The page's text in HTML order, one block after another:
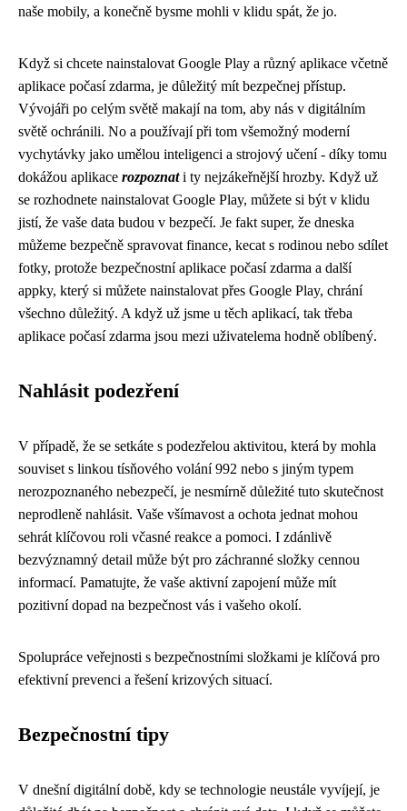
naše mobily, a konečně bysme mohli v klidu spát, že jo.
Když si chcete nainstalovat Google Play a různý aplikace včetně
aplikace počasí zdarma, je důležitý mít bezpečnej přístup.
Vývojáři po celým světě makají na tom, aby nás v digitálním
světě ochránili. No a používají při tom všemožný moderní
vychytávky jako umělou inteligenci a strojový učení - díky tomu
dokážou aplikace rozpoznati ty nejzákeřnější hrozby. Když už
se rozhodnete nainstalovat Google Play, můžete si být v klidu
jistí, že vaše data budou v bezpečí. Je fakt super, že dneska
můžeme bezpečně spravovat finance, kecat s rodinou nebo sdílet
fotky, protože bezpečnostní aplikace počasí zdarma a další
appky, který si můžete nainstalovat přes Google Play, chrání
všechno důležitý. A když už jsme u těch aplikací, tak třeba
aplikace počasí zdarma jsou mezi uživatelema hodně oblíbený.
Nahlásit podezření
V případě, že se setkáte s podezřelou aktivitou, která by mohla
souviset s linkou tísňového volání 992 nebo s jiným typem
nerozpoznaného nebezpečí, je nesmírně důležité tuto skutečnost
neprodleně nahlásit. Vaše všímavost a ochota jednat mohou
sehrát klíčovou roli včasné reakce a pomoci. I zdánlivě
bezvýznamný detail může být pro záchranné složky cennou
informací. Pamatujte, že vaše aktivní zapojení může mít
pozitivní dopad na bezpečnost vás i vašeho okolí.
Spolupráce veřejnosti s bezpečnostními složkami je klíčová pro
efektivní prevenci a řešení krizových situací.
Bezpečnostní tipy
V dnešní digitální době, kdy se technologie neustále vyvíjejí, je